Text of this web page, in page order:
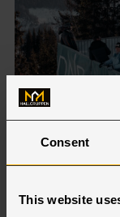
Consent
This website